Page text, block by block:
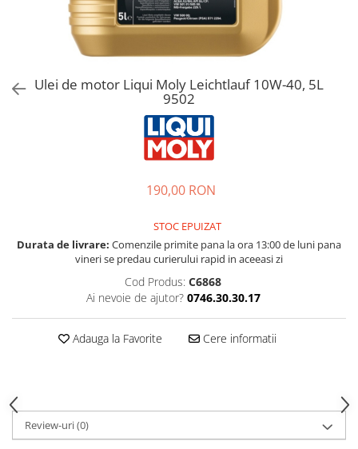
Bord | Plastice Interioare
Parfumuri | Odorizante
CEARA | SEALANT | TRATAMENTE
PROTECTIE | COATING CERAMIC
POLISH | SLEFUIRE | BURETI
ACCESORII | ECHIPAMENTE |
Ulei de motor Liqui Moly Leichtlauf 10W-40, 5L
9502
190,00 RON
STOC EPUIZAT
Durata de livrare: Comenzile primite pana la ora 13:00 de luni pana
vineri se predau curierului rapid in aceeasi zi
Cod Produs: C6868
Ai nevoie de ajutor? 0746.30.30.17
Adauga la Favorite Cere informatii
Review-uri(0)